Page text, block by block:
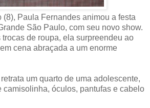
(8), Paula Fernandes animou a festa
São Paulo, com seu novo show.
de roupa, ela surpreendeu ao
cena abraçada a um enorme
um quarto de uma adolescente,
camisolinha, óculos, pantufas e cabelo